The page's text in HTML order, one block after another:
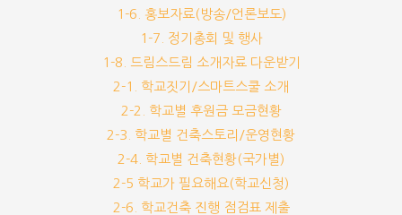
1-6. 홍보자료(방송/언론보도)
1-7. 정기총회 및 행사
1-8. 드림스드림 소개자료 다운받기
2-1. 학교짓기/스마트스쿨 소개
2-2. 학교별 후원금 모금현황
2-3. 학교별 건축스토리/운영현황
2-4. 학교별 건축현황(국가별)
2-5 학교가 필요해요(학교신청)
2-6. 학교건축 진행 점검표 제출